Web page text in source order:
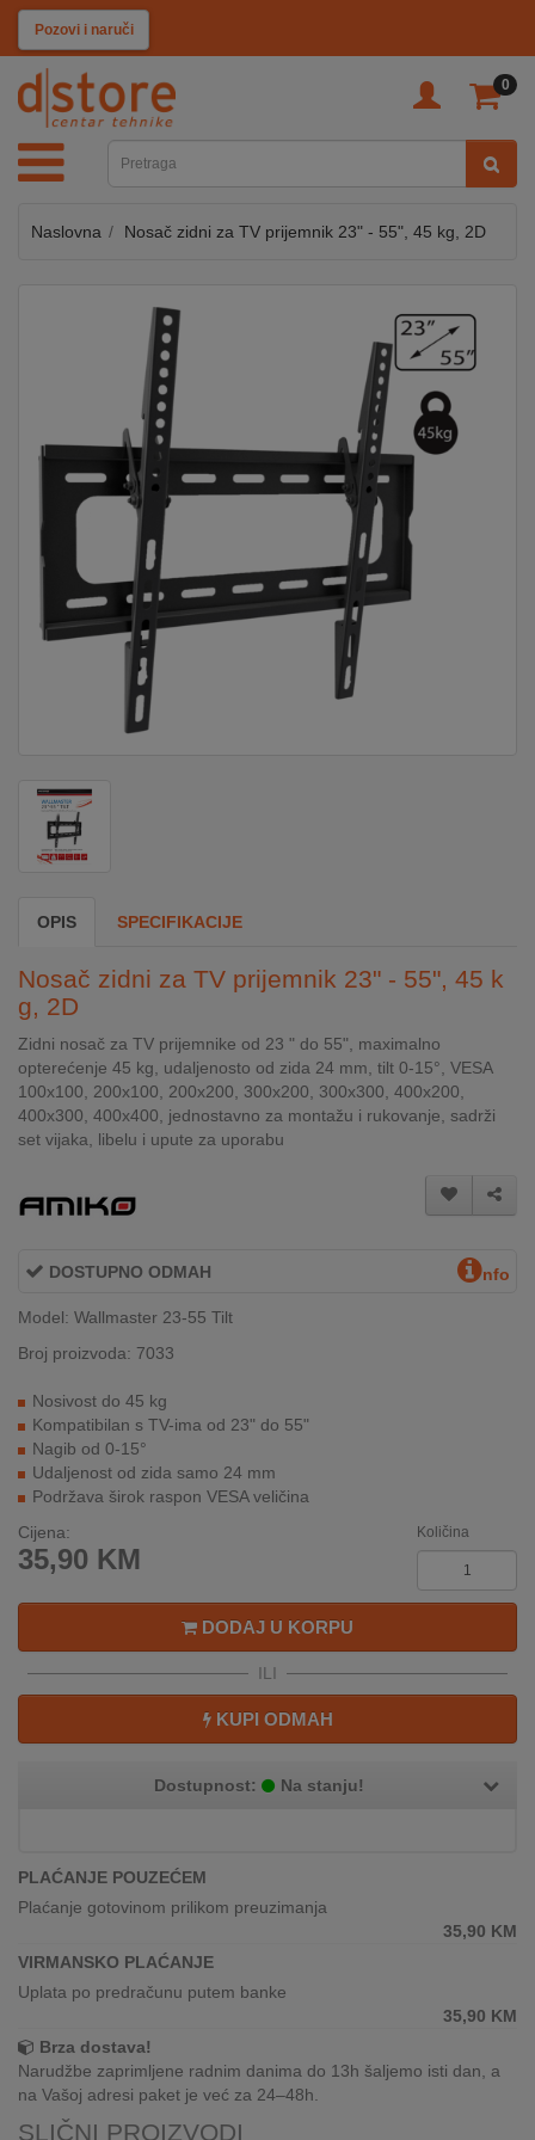
Pozovi i naruči
0
KATEGORIJE
TV
SAT
MOBILNI
KUĆANSKI
APARATI
KLIMATIZACIJA
&
GAME
INTERNO
NALOG
NOVO
PONUDI
KONTAKT
NA
RATE
NAMA
KUPITI?
ENERGETSKE
UČINKOVITOSTI
DIGITALIS
Naslovna Nosač zidni za TV prijemnik 23" - 55", 45 kg, 2D
OPIS SPECIFIKACIJE
Nosač zidni za TV prijemnik 23" - 55", 45 k
g, 2D
Zidni nosač za TV prijemnike od 23 " do 55", maximalno
opterećenje 45 kg, udaljenosto od zida 24 mm, tilt 0-15°, VESA
100x100, 200x100, 200x200, 300x200, 300x300, 400x200,
400x300, 400x400, jednostavno za montažu i rukovanje, sadrži
set vijaka, libelu i upute za uporabu
DOSTUPNO ODMAH nfo
Model: Wallmaster 23-55 Tilt
Broj proizvoda: 7033
Nosivost do 45 kg
Kompatibilan s TV-ima od 23" do 55"
Nagib od 0-15°
Udaljenost od zida samo 24 mm
Podržava širok raspon VESA veličina
Cijena:
35,90 KM
Količina
DODAJ U KORPU
ILI
KUPI ODMAH
Dostupnost: Na stanju!
PLAĆANJE POUZEĆEM
Plaćanje gotovinom prilikom preuzimanja
35,90 KM
VIRMANSKO PLAĆANJE
Uplata po predračunu putem banke
35,90 KM
Brza dostava!
Narudžbe zaprimljene radnim danima do 13h šaljemo isti dan, a
na Vašoj adresi paket je već za 24–48h.
SLIČNI PROIZVODI